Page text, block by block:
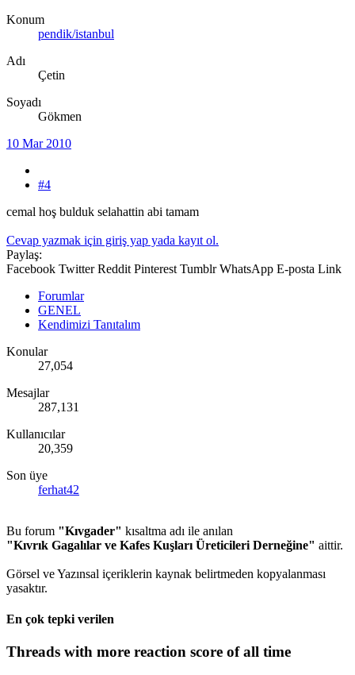
Konum
pendik/istanbul
Adı
Çetin
Soyadı
Gökmen
10 Mar 2010
#4
cemal hoş bulduk selahattin abi tamam
Cevap yazmak için giriş yap yada kayıt ol.
Paylaş:
Facebook Twitter Reddit Pinterest Tumblr WhatsApp E-posta Link
Forumlar
GENEL
Kendimizi Tanıtalım
Konular
27,054
Mesajlar
287,131
Kullanıcılar
20,359
Son üye
ferhat42
Bu forum "Kıvgader" kısaltma adı ile anılan
"Kıvrık Gagalılar ve Kafes Kuşları Üreticileri Derneğine" aittir.
Görsel ve Yazınsal içeriklerin kaynak belirtmeden kopyalanması
yasaktır.
En çok tepki verilen
Threads with more reaction score of all time